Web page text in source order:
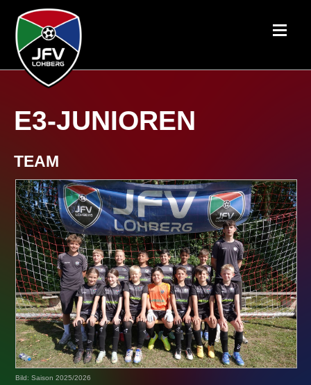
E3-JUNIOREN
TEAM
Bild: Saison 2025/2026